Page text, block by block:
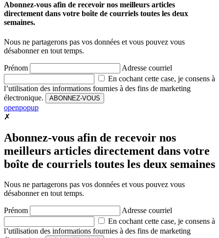
Abonnez-vous afin de recevoir nos meilleurs articles
directement dans votre boîte de courriels toutes les deux
semaines.
Nous ne partagerons pas vos données et vous pouvez vous
désabonner en tout temps.
Prénom
Adresse courriel
En cochant cette case, je consens à
l’utilisation des informations fournies à des fins de marketing
électronique.
ABONNEZ-VOUS
openpopup
✗
Abonnez-vous afin de recevoir nos
meilleurs articles directement dans votre
boîte de courriels toutes les deux semaines
Nous ne partagerons pas vos données et vous pouvez vous
désabonner en tout temps.
Prénom
Adresse courriel
En cochant cette case, je consens à
l’utilisation des informations fournies à des fins de marketing